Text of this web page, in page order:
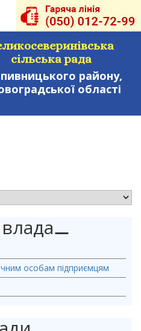
сільська рада
району,
області
⚊
особам підприємцям